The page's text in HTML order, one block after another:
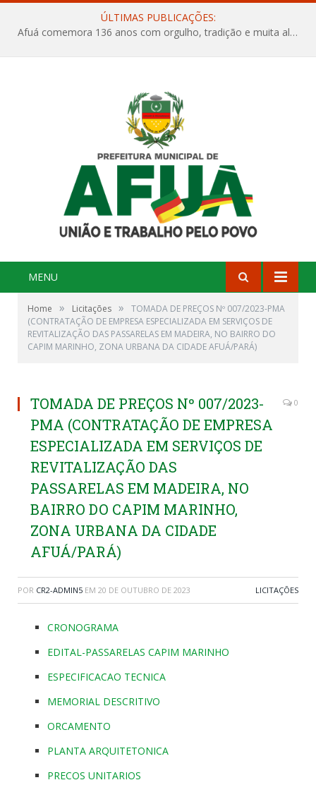
ÚLTIMAS PUBLICAÇÕES:
Afuá comemora 136 anos com orgulho, tradição e muita alegria na Quadra Dr. Nelson Salomão
MENU
Home » Licitações »
TOMADA DE PREÇOS Nº 007/2023-PMA
(CONTRATAÇÃO DE EMPRESA ESPECIALIZADA EM SERVIÇOS DE
REVITALIZAÇÃO DAS PASSARELAS EM MADEIRA, NO BAIRRO DO
CAPIM MARINHO, ZONA URBANA DA CIDADE AFUÁ/PARÁ)
TOMADA DE PREÇOS Nº 007/2023-
PMA (CONTRATAÇÃO DE EMPRESA
ESPECIALIZADA EM SERVIÇOS DE
REVITALIZAÇÃO DAS
PASSARELAS EM MADEIRA, NO
BAIRRO DO CAPIM MARINHO,
ZONA URBANA DA CIDADE
AFUÁ/PARÁ)
0
POR CR2-ADMIN5 EM 20 DE OUTUBRO DE 2023 LICITAÇÕES
CRONOGRAMA
EDITAL-PASSARELAS CAPIM MARINHO
ESPECIFICACAO TECNICA
MEMORIAL DESCRITIVO
ORCAMENTO
PLANTA ARQUITETONICA
PRECOS UNITARIOS